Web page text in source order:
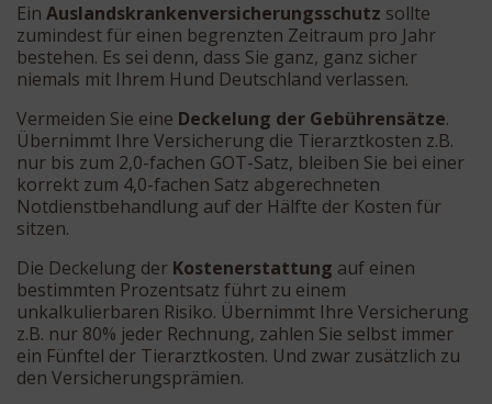
Ein Auslandskrankenversicherungsschutz sollte
zumindest für einen begrenzten Zeitraum pro Jahr
bestehen. Es sei denn, dass Sie ganz, ganz sicher
niemals mit Ihrem Hund Deutschland verlassen.
Vermeiden Sie eine Deckelung der Gebührensätze.
Übernimmt Ihre Versicherung die Tierarztkosten z.B.
nur bis zum 2,0-fachen GOT-Satz, bleiben Sie bei einer
korrekt zum 4,0-fachen Satz abgerechneten
Notdienstbehandlung auf der Hälfte der Kosten für
sitzen.
Die Deckelung der Kostenerstattung auf einen
bestimmten Prozentsatz führt zu einem
unkalkulierbaren Risiko. Übernimmt Ihre Versicherung
z.B. nur 80% jeder Rechnung, zahlen Sie selbst immer
ein Fünftel der Tierarztkosten. Und zwar zusätzlich zu
den Versicherungsprämien.